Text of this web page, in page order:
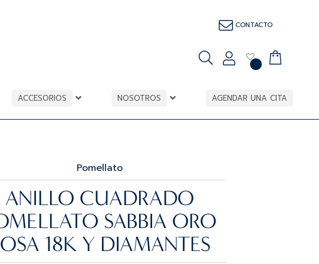
CONTACTO
ACCESORIOS NOSOTROS AGENDAR UNA CITA
Pomellato
ANILLO CUADRADO
SABBIA ORO
18K Y DIAMANTES